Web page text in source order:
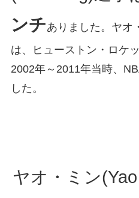
ンチありました。ヤオ
は、ヒューストン・ロケ
2002年～2011年当時、
した。
ヤオ・ミン